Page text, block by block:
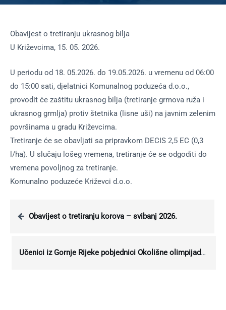
Obavijest o tretiranju ukrasnog bilja
U Križevcima, 15. 05. 2026.
U periodu od 18. 05.2026. do 19.05.2026. u vremenu od 06:00
do 15:00 sati, djelatnici Komunalnog poduzeća d.o.o.,
provodit će zaštitu ukrasnog bilja (tretiranje grmova ruža i
ukrasnog grmlja) protiv štetnika (lisne uši) na javnim zelenim
površinama u gradu Križevcima.
Tretiranje će se obavljati sa pripravkom DECIS 2,5 EC (0,3
l/ha). U slučaju lošeg vremena, tretiranje će se odgoditi do
vremena povoljnog za tretiranje.
Komunalno poduzeće Križevci d.o.o.
Obavijest o tretiranju korova – svibanj 2026.
Učenici iz Gornje Rijeke pobjednici Okolišne olimpijade